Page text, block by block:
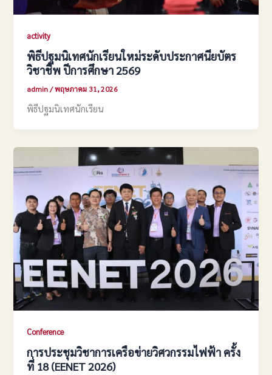
activity
พิธีปฐมนิเทศนักเรียนใหม่ระดับประกาศนียบัตร
วิชาชีพ ปีการศึกษา 2569
admin/พฤษภาคม 31, 2026
พิธีปฐมนิเทศนักเรียน
Conference
การประชุมวิชาการเครือข่ายวิศวกรรมไฟฟ้า ครั้ง
ที่ 18 (EENET 2026)